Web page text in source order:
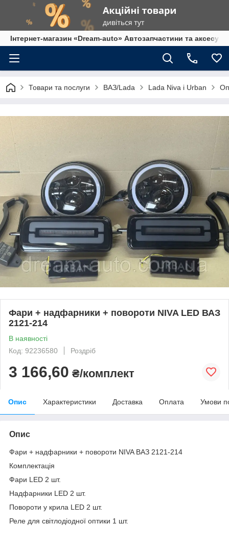
Інтернет-магазин «Dream-auto» Автозапчастини та
Товари та послуги ВАЗ/Lada Lada Niva і Urban
Фари + надфарники + повороти NIVA LED ВАЗ
2121-214
В наявності
Код: 92236580
Роздріб
3 166,60 ₴/комплект
Опис Характеристики Доставка Оплата Умови
Опис
Фари + надфарники + повороти NIVA ВАЗ 2121-214
Комплектація
Фари LED 2 шт.
Надфарники LED 2 шт.
Повороти у крила LED 2 шт.
Реле для світлодіодної оптики 1 шт.